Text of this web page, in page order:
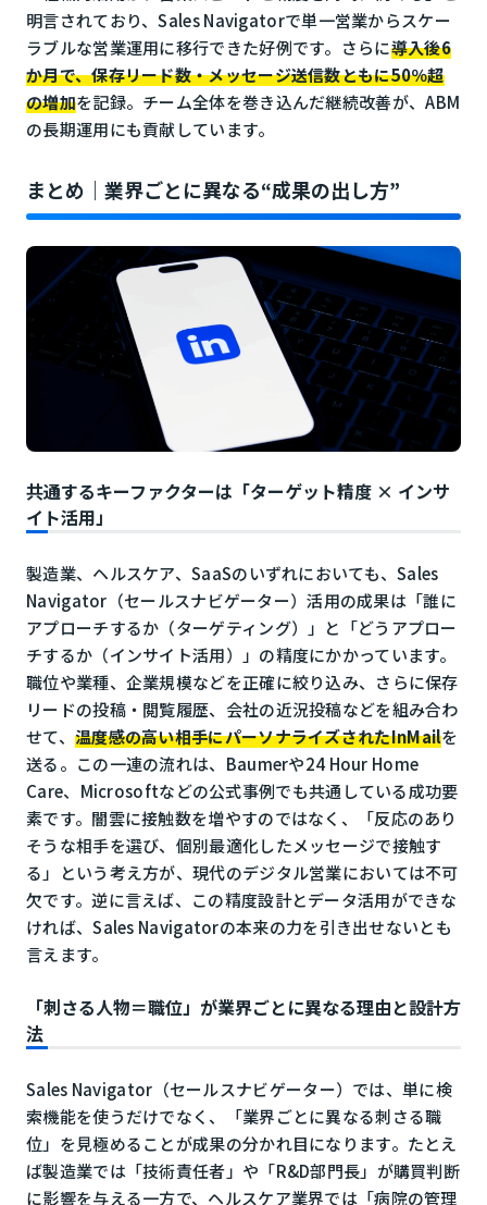
明言されており、Sales Navigatorで単一営業からスケー
ラブルな営業運用に移行できた好例です。さらに導入後6
か月で、保存リード数・メッセージ送信数ともに50％超
の増加を記録。チーム全体を巻き込んだ継続改善が、ABM
の長期運用にも貢献しています。
まとめ｜業界ごとに異なる“成果の出し方”
共通するキーファクターは「ターゲット精度 × インサ
イト活用」
製造業、ヘルスケア、SaaSのいずれにおいても、Sales
Navigator（セールスナビゲーター）活用の成果は「誰に
アプローチするか（ターゲティング）」と「どうアプロー
チするか（インサイト活用）」の精度にかかっています。
職位や業種、企業規模などを正確に絞り込み、さらに保存
リードの投稿・閲覧履歴、会社の近況投稿などを組み合わ
せて、 温度感の高い相手にパーソナライズされたInMailを
送る。この一連の流れは、Baumerや24 Hour Home
Care、Microsoftなどの公式事例でも共通している成功要
素です。闇雲に接触数を増やすのではなく、「反応のあり
そうな相手を選び、個別最適化したメッセージで接触す
る」という考え方が、現代のデジタル営業においては不可
欠です。逆に言えば、この精度設計とデータ活用ができな
ければ、Sales Navigatorの本来の力を引き出せないとも
言えます。
「刺さる人物＝職位」が業界ごとに異なる理由と設計方
法
Sales Navigator（セールスナビゲーター）では、単に検
索機能を使うだけでなく、「業界ごとに異なる刺さる職
位」を見極めることが成果の分かれ目になります。たとえ
ば製造業では「技術責任者」や「R&D部門長」が購買判断
に影響を与える一方で、ヘルスケア業界では「病院の管理